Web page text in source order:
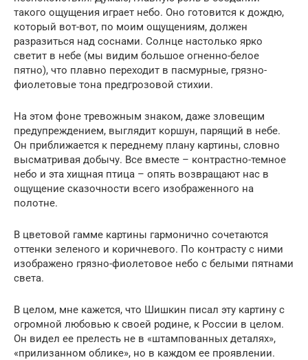
такого ощущения играет небо. Оно готовится к дождю,
который вот-вот, по моим ощущениям, должен
разразиться над соснами. Солнце настолько ярко
светит в небе (мы видим большое огненно-белое
пятно), что плавно переходит в пасмурные, грязно-
фиолетовые тона предгрозовой стихии.
На этом фоне тревожным знаком, даже зловещим
предупреждением, выглядит коршун, парящий в небе.
Он приближается к переднему плану картины, словно
высматривая добычу. Все вместе – контрастно-темное
небо и эта хищная птица – опять возвращают нас в
ощущение сказочности всего изображенного на
полотне.
В цветовой гамме картины гармонично сочетаются
оттенки зеленого и коричневого. По контрасту с ними
изображено грязно-фиолетовое небо с белыми пятнами
света.
В целом, мне кажется, что Шишкин писал эту картину с
огромной любовью к своей родине, к России в целом.
Он видел ее прелесть не в «штампованных деталях»,
«прилизанном облике», но в каждом ее проявлении.